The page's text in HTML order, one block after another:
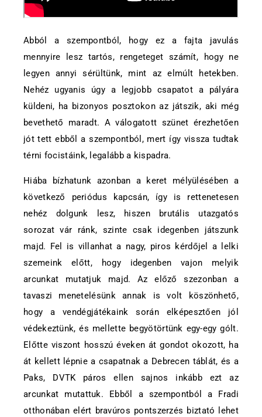
Abból a szempontból, hogy ez a fajta javulás
mennyire lesz tartós, rengeteget számít, hogy ne
legyen annyi sérültünk, mint az elmúlt hetekben.
Nehéz ugyanis úgy a legjobb csapatot a pályára
küldeni, ha bizonyos posztokon az játszik, aki még
bevethető maradt. A válogatott szünet érezhetően
jót tett ebből a szempontból, mert így vissza tudtak
térni focistáink, legalább a kispadra.
Hiába bízhatunk azonban a keret mélyülésében a
következő periódus kapcsán, így is rettenetesen
nehéz dolgunk lesz, hiszen brutális utazgatós
sorozat vár ránk, szinte csak idegenben játszunk
majd. Fel is villanhat a nagy, piros kérdőjel a lelki
szemeink előtt, hogy idegenben vajon melyik
arcunkat mutatjuk majd. Az előző szezonban a
tavaszi menetelésünk annak is volt köszönhető,
hogy a vendégjátékaink során elképesztően jól
védekeztünk, és mellette begyötörtünk egy-egy gólt.
Előtte viszont hosszú éveken át gondot okozott, ha
át kellett lépnie a csapatnak a Debrecen táblát, és a
Paks, DVTK páros ellen sajnos inkább ezt az
arcunkat mutattuk. Ebből a szempontból a Fradi
otthonában elért bravúros pontszerzés biztató lehet